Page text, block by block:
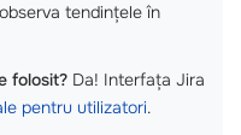
tendințele în
folosit? Da! Interfața Jira
pentru utilizatori.